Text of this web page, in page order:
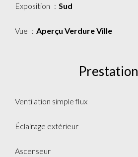
Exposition Sud
Vue Aperçu Verdure Ville
Ventilation simple flux
Éclairage extérieur
Ascenseur